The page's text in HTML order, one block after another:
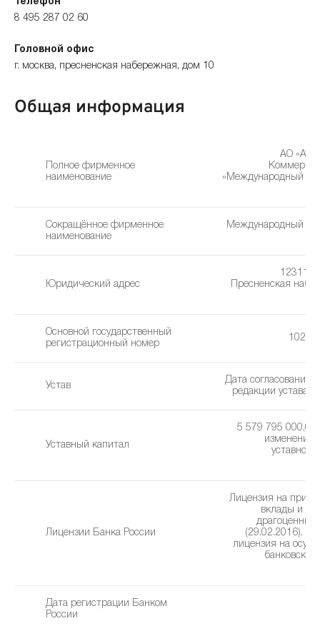
Телефон
8 495 287 02 60
Головной офис
г. москва, пресненская набережная, дом 10
Общая информация
Полное фирменное
наименование
АО
«Международный
Сокращённое фирменное
наименование
Международный
Юридический адрес
123112,
Пресненская
Основной государственный
регистрационный номер
Устав
Дата согласования
редакции устава:
Уставный капитал
5 579 795 000,00
изменения
уставного
Лицензии Банка России
Лицензия на
вклады и
драгоценных
(29.02.2016).
лицензия на
Дата регистрации Банком
России